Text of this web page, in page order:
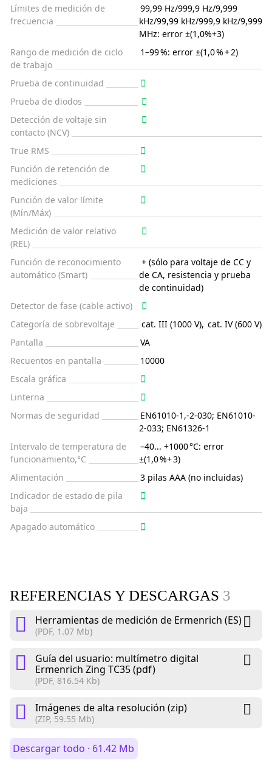
Límites de medición de
frecuencia
99,99 Hz/999,9 Hz/9,999
kHz/99,99 kHz/999,9 kHz/9,999
MHz: error ±(1,0%+3)
Rango de medición de ciclo
de trabajo
1–99 %: error ±(1,0 % + 2)
Prueba de continuidad
Prueba de diodos
Detección de voltaje sin
contacto (NCV)
True RMS
Función de retención de
mediciones
Función de valor límite
(Mín/Máx)
Medición de valor relativo
(REL)
Función de reconocimiento
automático (Smart)
+ (sólo para voltaje de CC y
de CA, resistencia y prueba
de continuidad)
Detector de fase (cable activo)
Categoría de sobrevoltaje
cat. III (1000 V), cat. IV (600 V)
Pantalla
VA
Recuentos en pantalla
10000
Escala gráfica
Linterna
Normas de seguridad
EN61010-1,-2-030; EN61010-
2-033; EN61326-1
Intervalo de temperatura de
funcionamiento,°C
–40... +1000 °C: error
±(1,0 %+ 3)
Alimentación
3 pilas AAA (no incluidas)
Indicador de estado de pila
baja
Apagado automático
REFERENCIAS Y DESCARGAS 3
Herramientas de medición de Ermenrich (ES)
(PDF, 1.07 Mb)
Guía del usuario: multímetro digital
Ermenrich Zing TC35 (pdf)
(PDF, 816.54 Kb)
Imágenes de alta resolución (zip)
(ZIP, 59.55 Mb)
Descargar todo · 61.42 Mb